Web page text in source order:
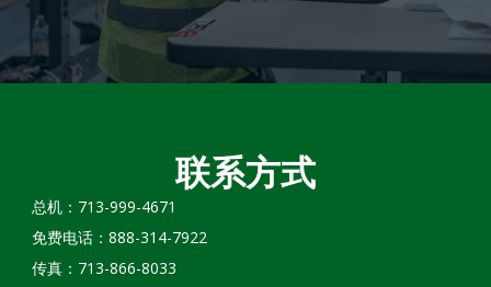
联系方式
总机：713-999-4671
免费电话：888-314-7922
传真：713-866-8033